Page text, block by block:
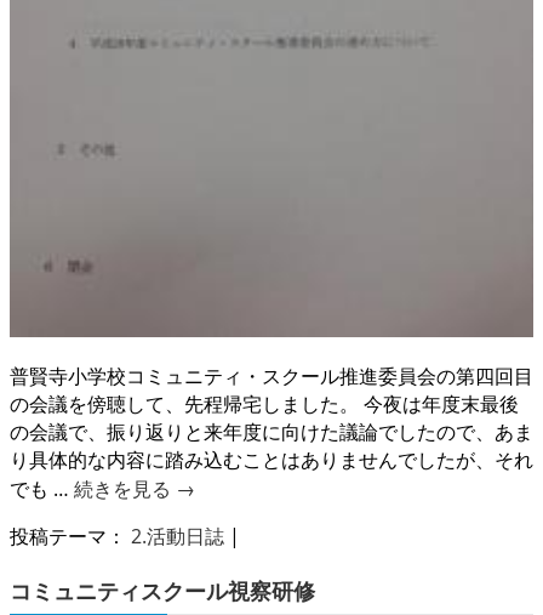
普賢寺小学校コミュニティ・スクール推進委員会の第四回目
の会議を傍聴して、先程帰宅しました。 今夜は年度末最後
の会議で、振り返りと来年度に向けた議論でしたので、あま
り具体的な内容に踏み込むことはありませんでしたが、それ
でも … 続きを見る →
投稿テーマ： 2.活動日誌 |
コミュニティスクール視察研修